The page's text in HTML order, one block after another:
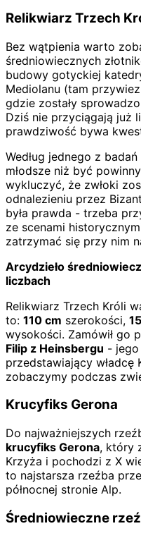
Relikwiarz Trzech
Bez wątpienia warto
średniowiecznych
budowy gotyckiej
Mediolanu (tam
gdzie zostały
Dziś nie przyciągają już
prawdziwość bywa
Według jednego z
młodsze niż być
wykluczyć, że zwłoki
odnalezieniu przez
była prawda - trzeba
ze scenami
zatrzymać się przy nim
Arcydzieło
liczbach
Relikwiarz Trzech Króli
to: 110 cm szerokości,
wysokości. Zamówił go
Filip z Heinsbergu -
przedstawiający władcę
zobaczymy podczas
Krucyfiks Gerona
Do najważniejszych
krucyfiks Gerona, który
Krzyża i pochodzi z X
to najstarsza rzeźba
północnej stronie Alp.
Średniowieczne